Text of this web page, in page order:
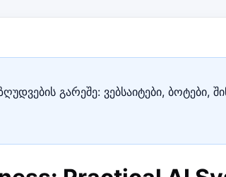
გარეშე: ვებსაიტები, ბოტები,